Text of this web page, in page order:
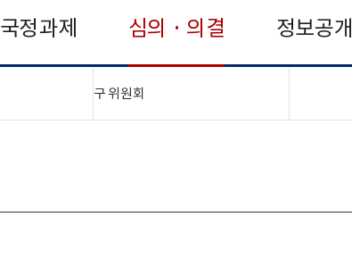
국정과제 심의 · 의결 정보공개
구 위원회